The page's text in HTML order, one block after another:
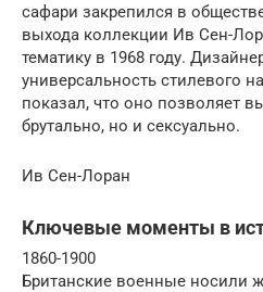
сафари закрепился в
выхода коллекции Ив Сен-
тематику в 1968 году.
универсальность стилевого
показал, что оно позволяет
брутально, но и сексуально.
Ив Сен-Лоран
Ключевые моменты в
1860-1900
Британские военные носили